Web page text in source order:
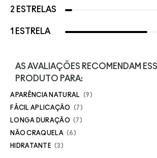
2 ESTRELAS
1 ESTRELA
AS AVALIAÇÕES RECOMENDAM
PRODUTO PARA:
APARÊNCIA NATURAL 9
FÁCIL APLICAÇÃO 7
LONGA DURAÇÃO 7
NÃO CRAQUELA 6
HIDRATANTE 3